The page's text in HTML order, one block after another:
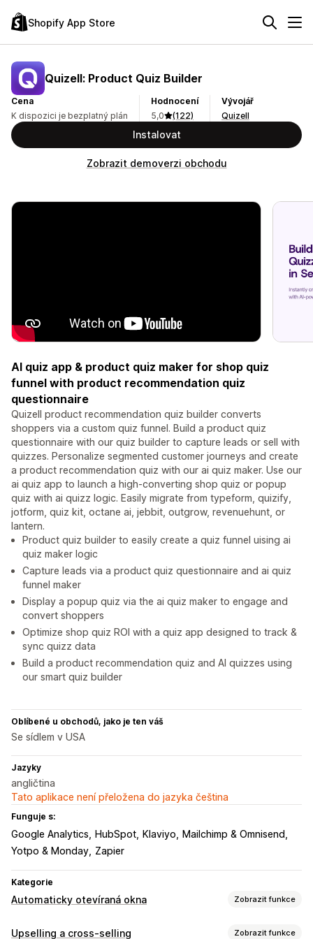
Shopify App Store
Quizell: Product Quiz Builder
Cena
K dispozici je bezplatný plán
Hodnocení
5,0
(122)
Vývojář
Quizell
Instalovat
Zobrazit demoverzi obchodu
AI quiz app & product quiz maker for shop quiz
funnel with product recommendation quiz
questionnaire
Quizell product recommendation quiz builder converts
shoppers via a custom quiz funnel. Build a product quiz
questionnaire with our quiz builder to capture leads or sell with
quizzes. Personalize segmented customer journeys and create
a product recommendation quiz with our ai quiz maker. Use our
ai quiz app to launch a high-converting shop quiz or popup
quiz with ai quizz logic. Easily migrate from typeform, quizify,
jotform, quiz kit, octane ai, jebbit, outgrow, revenuehunt, or
lantern.
Product quiz builder to easily create a quiz funnel uising ai
quiz maker logic
Capture leads via a product quiz questionnaire and ai quiz
funnel maker
Display a popup quiz via the ai quiz maker to engage and
convert shoppers
Optimize shop quiz ROI with a quiz app designed to track &
sync quizz data
Build a product recommendation quiz and AI quizzes using
our smart quiz builder
Oblíbené u obchodů, jako je ten váš
Se sídlem v USA
Jazyky
angličtina
Tato aplikace není přeložena do jazyka čeština
Funguje s:
Google Analytics HubSpot Klaviyo
Mailchimp & Omnisend
Yotpo & Monday Zapier
Kategorie
Automaticky otevíraná okna Zobrazit funkce
Typy automaticky otevíraných oken
Upselling a cross-selling Zobrazit funkce